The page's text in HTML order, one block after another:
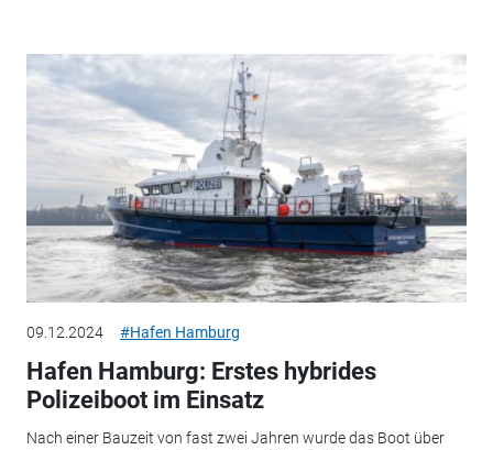
09.12.2024 #Hafen Hamburg
Hafen Hamburg: Erstes hybrides
Polizeiboot im Einsatz
Nach einer Bauzeit von fast zwei Jahren wurde das Boot über